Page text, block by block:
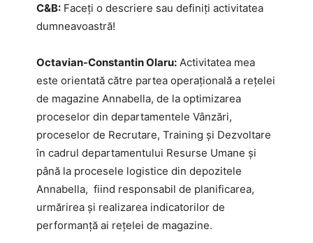
C&B: Faceți o descriere sau definiți activitatea
dumneavoastră!
Octavian-Constantin Olaru: Activitatea mea
este orientată către partea operațională a rețelei
de magazine Annabella, de la optimizarea
proceselor din departamentele Vânzări,
proceselor de Recrutare, Training și Dezvoltare
în cadrul departamentului Resurse Umane și
până la procesele logistice din depozitele
Annabella, fiind responsabil de planificarea,
urmărirea și realizarea indicatorilor de
performanță ai rețelei de magazine.